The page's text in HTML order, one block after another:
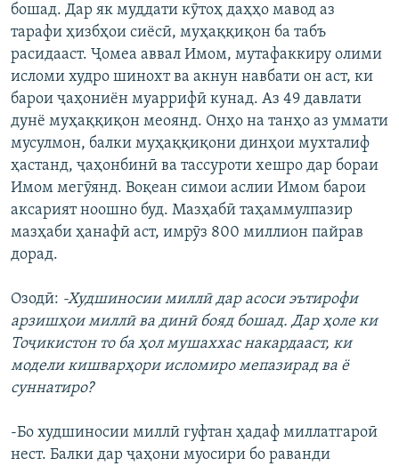
бошад. Дар як муддати кӯтоҳ даҳҳо мавод аз
тарафи ҳизбҳои сиёсӣ, муҳаққиқон ба табъ
расидааст. Ҷомеа аввал Имом, мутафаккиру олими
исломи худро шинохт ва акнун навбати он аст, ки
барои ҷаҳониён муаррифӣ кунад. Аз 49 давлати
дунё муҳаққиқон меоянд. Онҳо на танҳо аз уммати
мусулмон, балки муҳаққиқони динҳои мухталиф
ҳастанд, ҷаҳонбинӣ ва тассуроти хешро дар бораи
Имом мегӯянд. Воқеан симои аслии Имом барои
аксарият ноошно буд. Мазҳабӣ таҳаммулпазир
мазҳаби ҳанафӣ аст, имрӯз 800 миллион пайрав
дорад.
Озодӣ: -Худшиносии миллӣ дар асоси эътирофи
арзишҳои миллӣ ва динӣ бояд бошад. Дар ҳоле ки
Тоҷикистон то ба ҳол мушаххас накардааст, ки
модели кишварҳори исломиро мепазирад ва ё
суннатиро?
-Бо худшиносии миллӣ гуфтан ҳадаф миллатгароӣ
нест. Балки дар ҷаҳони муосири бо раванди